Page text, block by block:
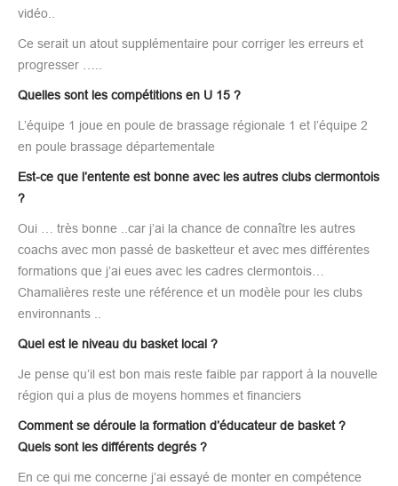
vidéo..
Ce serait un atout supplémentaire pour corriger les erreurs et
progresser …..
Quelles sont les compétitions en U 15 ?
L’équipe 1 joue en poule de brassage régionale 1 et l’équipe 2
en poule brassage départementale
Est-ce que l’entente est bonne avec les autres clubs clermontois
?
Oui … très bonne ..car j’ai la chance de connaître les autres
coachs avec mon passé de basketteur et avec mes différentes
formations que j’ai eues avec les cadres clermontois…
Chamalières reste une référence et un modèle pour les clubs
environnants ..
Quel est le niveau du basket local ?
Je pense qu’il est bon mais reste faible par rapport à la nouvelle
région qui a plus de moyens hommes et financiers
Comment se déroule la formation d’éducateur de basket ?
Quels sont les différents degrés ?
En ce qui me concerne j’ai essayé de monter en compétence